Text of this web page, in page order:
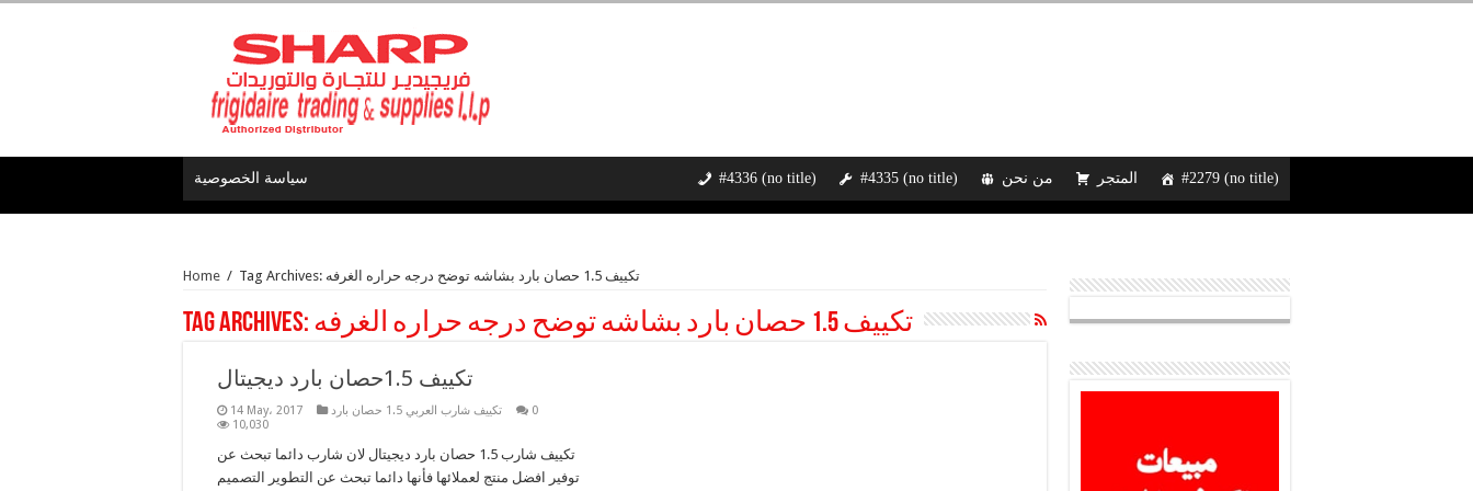
#2279 (no title) المتجر من نحن #4335 (no title) سياسة الخصوصية #4336 (no title)
Home / Tag Archives: تكييف 1.5 حصان بارد بشاشه توضح درجه حراره الغرفه
Tag Archives: تكييف 1.5 حصان بارد بشاشه توضح درجه حراره الغرفه
تكييف 1.5حصان بارد ديجيتال
14 May، 2017 تكييف شارب العربي 1.5 حصان بارد
0
10,030
تكييف شارب 1.5 حصان بارد ديجيتال لان شارب دائما تبحث عن
توفير افضل منتج لعملائها فأنها دائما تبحث عن التطوير التصميم